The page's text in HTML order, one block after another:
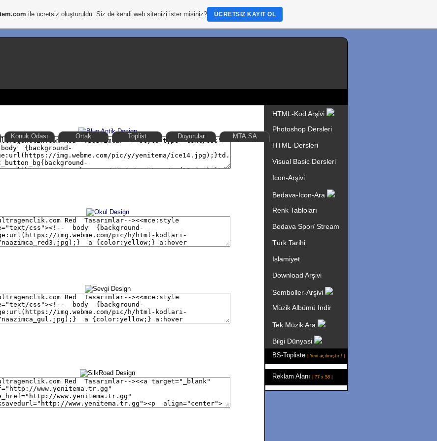
Konuk Odası Ortak Toplist Duyurular MTA:SA
HTML-Kod Arşivi
Photoshop Dersleri
HTML-Dersleri
Visual Basic Dersleri
Icon-Arşivi
Bedava-Icon-Ara
Renk Tabloları
Bedava Spor/ Stream
Türk Tarihi
Islamiyet
Download Arşivi
Semboller-Arşivi
Müzik Albümü Indir
Tek Müzik Ara
Bilgi Dünyasi
BS-Topliste | Yeni açılmıştır ! |
Reklam Alanı | 77 x 58 |
ile ücretsiz oluşturuldu. Siz de kendi web sitenizi ister misiniz? ÜCRETSIZ KAYIT OL